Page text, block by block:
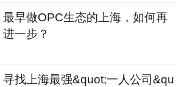
最早做OPC生态的上海，如何再
进一步？
寻找上海最强&quot;一人公司&qu